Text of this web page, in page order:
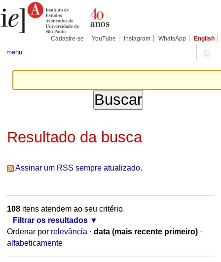
para
conteúdo.
Pessoais
Cadastre-se YouTube Instagram WhatsApp English
menu
Resultado da busca
Assinar um RSS sempre atualizado.
108itens atendem ao seu critério.
Filtrar os resultados
Ordenar por relevância · data (mais recente primeiro) ·
alfabeticamente